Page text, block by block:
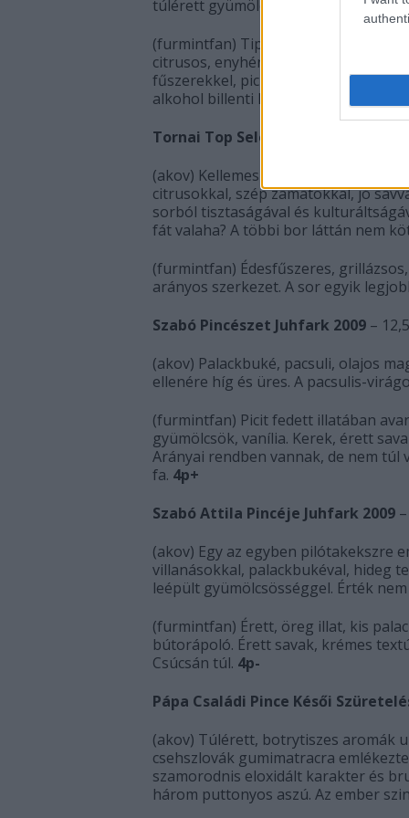
túlérett gyümölcsökkel. Lehetne
(furmintfan) Tipikus Fekete Bélás
citrusos, enyhén füstös illat, némi
fűszerekkel, pici kenyérhéjjal.
alkohol billenti ki egyensúlyából.
Tornai Top Selection Apátsági
(akov) Kellemes fehér virágos
citrusokkal, szép zamatokkal, jó
sorból tisztaságával és
fát valaha? A többi bor láttán nem
(furmintfan) Édesfűszeres,
arányos szerkezet. A sor egyik
Szabó Pincészet Juhfark 2009 –
(akov) Palackbuké, pacsuli, olajos
ellenére híg és üres. A pacsulis-
(furmintfan) Picit fedett illatában
gyümölcsök, vanília. Kerek, érett
Arányai rendben vannak, de nem túl
fa. 4p+
Szabó Attila Pincéje Juhfark 2009
(akov) Egy az egyben pilótakekszre
villanásokkal, palackbukéval, hideg
leépült gyümölcsösséggel. Érték
(furmintfan) Érett, öreg illat, kis
bútorápoló. Érett savak, krémes
Csúcsán túl. 4p-
Pápa Családi Pince Késői
(akov) Túlérett, botrytiszes aromák
csehszlovák gumimatracra
szamorodnis eloxidált karakter és
három puttonyos aszú. Az ember